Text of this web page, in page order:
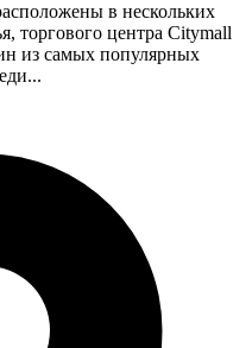
в нескольких
торгового центра Citymall
из самых популярных